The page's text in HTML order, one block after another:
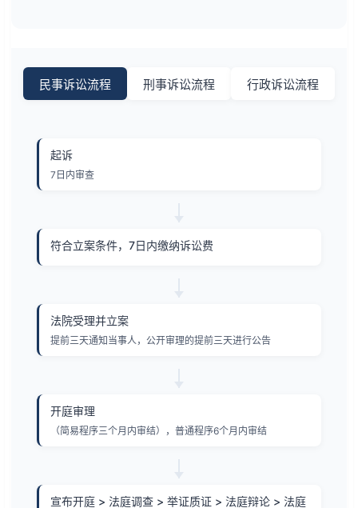
民事诉讼流程 刑事诉讼流程 行政诉讼流程
起诉
7日内审查
符合立案条件，7日内缴纳诉讼费
法院受理并立案
提前三天通知当事人，公开审理的提前三天进行公告
开庭审理
（简易程序三个月内审结），普通程序6个月内审结
宣布开庭 > 法庭调查 > 举证质证 > 法庭辩论 > 法庭